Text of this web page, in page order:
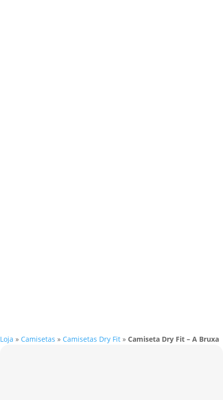
Loja » Camisetas » Camisetas Dry Fit » Camiseta Dry Fit – A Bruxa